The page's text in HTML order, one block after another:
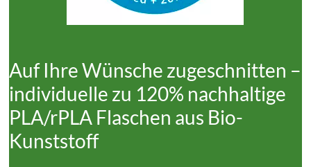
Auf Ihre Wünsche zugeschnitten –
individuelle zu 120% nachhaltige
PLA/rPLA Flaschen aus Bio-
Kunststoff